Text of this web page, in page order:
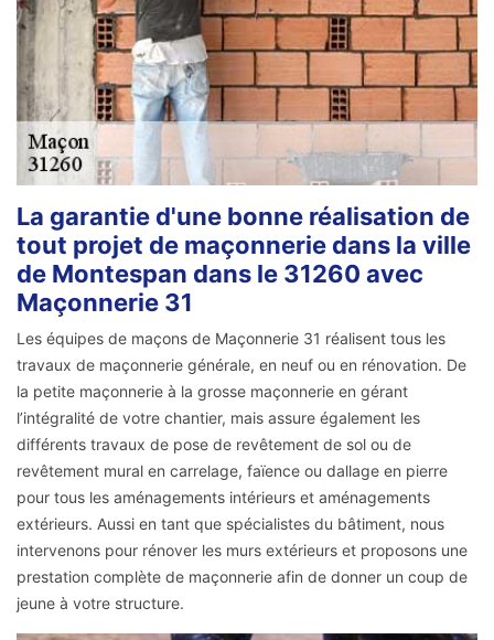
La garantie d'une bonne réalisation de
tout projet de maçonnerie dans la ville
de Montespan dans le 31260 avec
Maçonnerie 31
Les équipes de maçons de Maçonnerie 31 réalisent tous les
travaux de maçonnerie générale, en neuf ou en rénovation. De
la petite maçonnerie à la grosse maçonnerie en gérant
l’intégralité de votre chantier, mais assure également les
différents travaux de pose de revêtement de sol ou de
revêtement mural en carrelage, faïence ou dallage en pierre
pour tous les aménagements intérieurs et aménagements
extérieurs. Aussi en tant que spécialistes du bâtiment, nous
intervenons pour rénover les murs extérieurs et proposons une
prestation complète de maçonnerie afin de donner un coup de
jeune à votre structure.